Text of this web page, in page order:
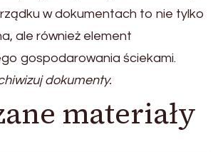
w dokumentach to nie tylko
ale również element
gospodarowania ściekami.
dokumenty.
materiały